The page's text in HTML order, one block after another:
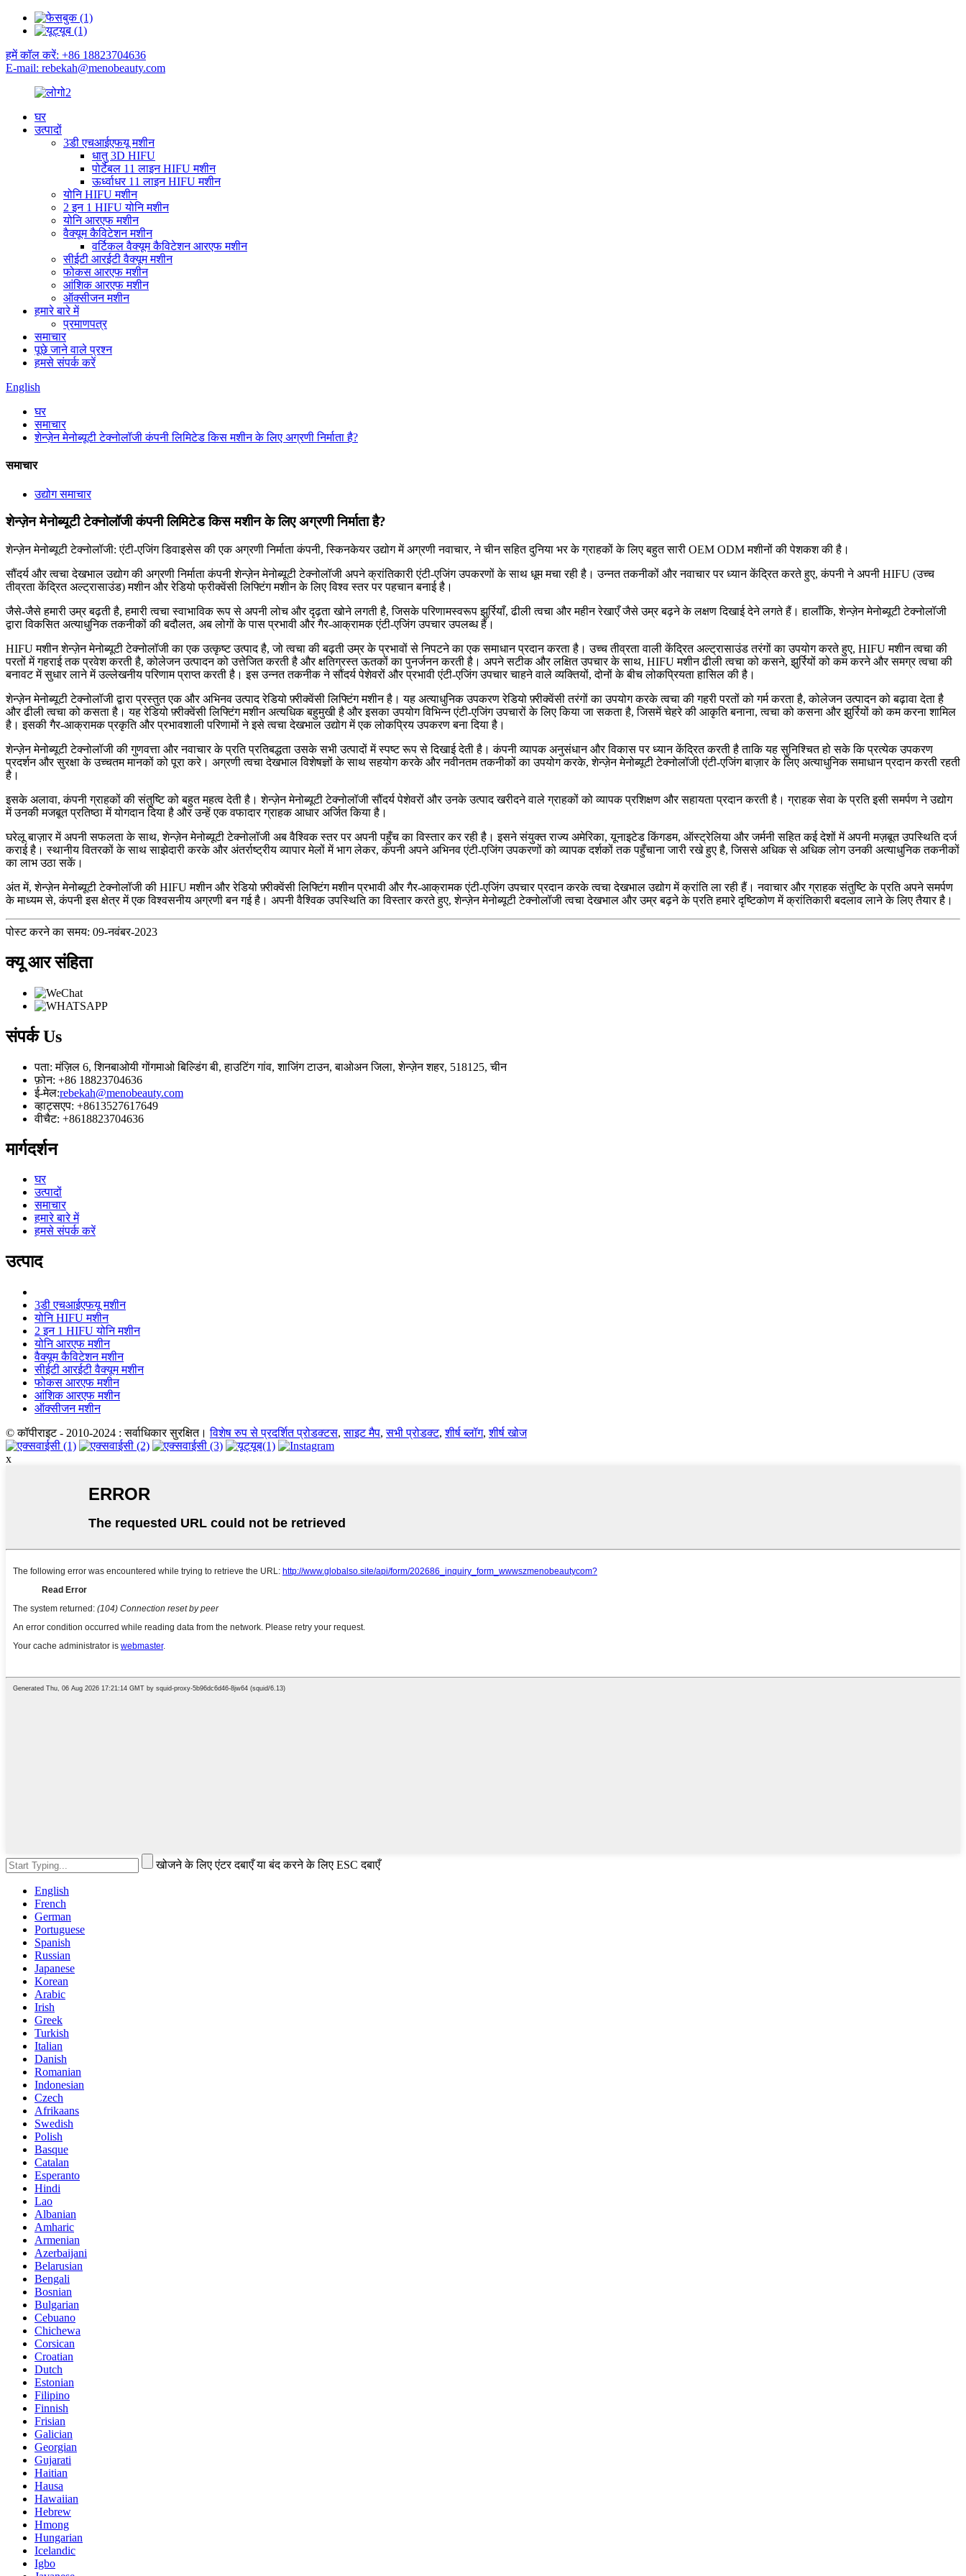
हमें कॉल करें: +86 18823704636
E-mail: rebekah@menobeauty.com
घर
उत्पादों
3डी एचआईएफयू मशीन
धातु 3D HIFU
पोर्टेबल 11 लाइन HIFU मशीन
ऊर्ध्वाधर 11 लाइन HIFU मशीन
योनि HIFU मशीन
2 इन 1 HIFU योनि मशीन
योनि आरएफ मशीन
वैक्यूम कैविटेशन मशीन
वर्टिकल वैक्यूम कैविटेशन आरएफ मशीन
सीईटी आरईटी वैक्यूम मशीन
फोकस आरएफ मशीन
आंशिक आरएफ मशीन
ऑक्सीजन मशीन
हमारे बारे में
प्रमाणपत्र
समाचार
पूछे जाने वाले प्रश्न
हमसे संपर्क करें
English
घर
समाचार
शेन्ज़ेन मेनोब्यूटी टेक्नोलॉजी कंपनी लिमिटेड किस मशीन के लिए अग्रणी निर्माता है?
समाचार
उद्योग समाचार
शेन्ज़ेन मेनोब्यूटी टेक्नोलॉजी कंपनी लिमिटेड किस मशीन के लिए अग्रणी निर्माता है?
शेन्ज़ेन मेनोब्यूटी टेक्नोलॉजी: एंटी-एजिंग डिवाइसेस की एक अग्रणी निर्माता कंपनी, स्किनकेयर उद्योग में अग्रणी नवाचार, ने चीन सहित दुनिया भर के ग्राहकों के लिए बहुत सारी OEM ODM मशीनों की पेशकश की है।
सौंदर्य और त्वचा देखभाल उद्योग की अग्रणी निर्माता कंपनी शेन्ज़ेन मेनोब्यूटी टेक्नोलॉजी अपने क्रांतिकारी एंटी-एजिंग उपकरणों के साथ धूम मचा रही है। उन्नत तकनीकों और नवाचार पर ध्यान केंद्रित करते हुए, कंपनी ने अपनी HIFU (उच्च
तीव्रता केंद्रित अल्ट्रासाउंड) मशीन और रेडियो फ्रीक्वेंसी लिफ्टिंग मशीन के लिए विश्व स्तर पर पहचान बनाई है।
जैसे-जैसे हमारी उम्र बढ़ती है, हमारी त्वचा स्वाभाविक रूप से अपनी लोच और दृढ़ता खोने लगती है, जिसके परिणामस्वरूप झुर्रियाँ, ढीली त्वचा और महीन रेखाएँ जैसे उम्र बढ़ने के लक्षण दिखाई देने लगते हैं। हालाँकि, शेन्ज़ेन मेनोब्यूटी टेक्नोलॉजी
द्वारा विकसित अत्याधुनिक तकनीकों की बदौलत, अब लोगों के पास प्रभावी और गैर-आक्रामक एंटी-एजिंग उपचार उपलब्ध हैं।
HIFU मशीन शेन्ज़ेन मेनोब्यूटी टेक्नोलॉजी का एक उत्कृष्ट उत्पाद है, जो त्वचा की बढ़ती उम्र के प्रभावों से निपटने का एक समाधान प्रदान करता है। उच्च तीव्रता वाली केंद्रित अल्ट्रासाउंड तरंगों का उपयोग करते हुए, HIFU मशीन त्वचा की
परतों में गहराई तक प्रवेश करती है, कोलेजन उत्पादन को उत्तेजित करती है और क्षतिग्रस्त ऊतकों का पुनर्जनन करती है। अपने सटीक और लक्षित उपचार के साथ, HIFU मशीन ढीली त्वचा को कसने, झुर्रियों को कम करने और समग्र त्वचा की
बनावट में सुधार लाने में उल्लेखनीय परिणाम प्राप्त करती है। इस उन्नत तकनीक ने सौंदर्य पेशेवरों और प्रभावी एंटी-एजिंग उपचार चाहने वाले व्यक्तियों, दोनों के बीच लोकप्रियता हासिल की है।
शेन्ज़ेन मेनोब्यूटी टेक्नोलॉजी द्वारा प्रस्तुत एक और अभिनव उत्पाद रेडियो फ़्रीक्वेंसी लिफ्टिंग मशीन है। यह अत्याधुनिक उपकरण रेडियो फ़्रीक्वेंसी तरंगों का उपयोग करके त्वचा की गहरी परतों को गर्म करता है, कोलेजन उत्पादन को बढ़ावा देता है
और ढीली त्वचा को कसता है। यह रेडियो फ़्रीक्वेंसी लिफ्टिंग मशीन अत्यधिक बहुमुखी है और इसका उपयोग विभिन्न एंटी-एजिंग उपचारों के लिए किया जा सकता है, जिसमें चेहरे की आकृति बनाना, त्वचा को कसना और झुर्रियों को कम करना शामिल
है। इसकी गैर-आक्रामक प्रकृति और प्रभावशाली परिणामों ने इसे त्वचा देखभाल उद्योग में एक लोकप्रिय उपकरण बना दिया है।
शेन्ज़ेन मेनोब्यूटी टेक्नोलॉजी की गुणवत्ता और नवाचार के प्रति प्रतिबद्धता उसके सभी उत्पादों में स्पष्ट रूप से दिखाई देती है। कंपनी व्यापक अनुसंधान और विकास पर ध्यान केंद्रित करती है ताकि यह सुनिश्चित हो सके कि प्रत्येक उपकरण
प्रदर्शन और सुरक्षा के उच्चतम मानकों को पूरा करे। अग्रणी त्वचा देखभाल विशेषज्ञों के साथ सहयोग करके और नवीनतम तकनीकों का उपयोग करके, शेन्ज़ेन मेनोब्यूटी टेक्नोलॉजी एंटी-एजिंग बाज़ार के लिए अत्याधुनिक समाधान प्रदान करती रहती
है।
इसके अलावा, कंपनी ग्राहकों की संतुष्टि को बहुत महत्व देती है। शेन्ज़ेन मेनोब्यूटी टेक्नोलॉजी सौंदर्य पेशेवरों और उनके उत्पाद खरीदने वाले ग्राहकों को व्यापक प्रशिक्षण और सहायता प्रदान करती है। ग्राहक सेवा के प्रति इसी समर्पण ने उद्योग
में उनकी मजबूत प्रतिष्ठा में योगदान दिया है और उन्हें एक वफादार ग्राहक आधार अर्जित किया है।
घरेलू बाज़ार में अपनी सफलता के साथ, शेन्ज़ेन मेनोब्यूटी टेक्नोलॉजी अब वैश्विक स्तर पर अपनी पहुँच का विस्तार कर रही है। इसने संयुक्त राज्य अमेरिका, यूनाइटेड किंगडम, ऑस्ट्रेलिया और जर्मनी सहित कई देशों में अपनी मज़बूत उपस्थिति दर्ज
कराई है। स्थानीय वितरकों के साथ साझेदारी करके और अंतर्राष्ट्रीय व्यापार मेलों में भाग लेकर, कंपनी अपने अभिनव एंटी-एजिंग उपकरणों को व्यापक दर्शकों तक पहुँचाना जारी रखे हुए है, जिससे अधिक से अधिक लोग उनकी अत्याधुनिक तकनीकों
का लाभ उठा सकें।
अंत में, शेन्ज़ेन मेनोब्यूटी टेक्नोलॉजी की HIFU मशीन और रेडियो फ़्रीक्वेंसी लिफ्टिंग मशीन प्रभावी और गैर-आक्रामक एंटी-एजिंग उपचार प्रदान करके त्वचा देखभाल उद्योग में क्रांति ला रही हैं। नवाचार और ग्राहक संतुष्टि के प्रति अपने समर्पण
के माध्यम से, कंपनी इस क्षेत्र में एक विश्वसनीय अग्रणी बन गई है। अपनी वैश्विक उपस्थिति का विस्तार करते हुए, शेन्ज़ेन मेनोब्यूटी टेक्नोलॉजी त्वचा देखभाल और उम्र बढ़ने के प्रति हमारे दृष्टिकोण में क्रांतिकारी बदलाव लाने के लिए तैयार है।
पोस्ट करने का समय: 09-नवंबर-2023
क्यू आर संहिता
संपर्कUs
पता: मंज़िल 6, शिनबाओयी गोंगमाओ बिल्डिंग बी, हाउटिंग गांव, शाजिंग टाउन, बाओअन जिला, शेन्ज़ेन शहर, 518125, चीन
फ़ोन: +86 18823704636
ई-मेल:rebekah@menobeauty.com
व्हाट्सएप: +8613527617649
वीचैट: +8618823704636
मार्गदर्शन
घर
उत्पादों
समाचार
हमारे बारे में
हमसे संपर्क करें
उत्पाद
3डी एचआईएफयू मशीन
योनि HIFU मशीन
2 इन 1 HIFU योनि मशीन
योनि आरएफ मशीन
वैक्यूम कैविटेशन मशीन
सीईटी आरईटी वैक्यूम मशीन
फोकस आरएफ मशीन
आंशिक आरएफ मशीन
ऑक्सीजन मशीन
© कॉपीराइट - 2010-2024 : सर्वाधिकार सुरक्षित। विशेष रुप से प्रदर्शित प्रोडक्टस,साइट मैप,सभी प्रोडक्ट,शीर्ष ब्लॉग,शीर्ष खोज
x
खोजने के लिए एंटर दबाएँ या बंद करने के लिए ESC दबाएँ
English
French
German
Portuguese
Spanish
Russian
Japanese
Korean
Arabic
Irish
Greek
Turkish
Italian
Danish
Romanian
Indonesian
Czech
Afrikaans
Swedish
Polish
Basque
Catalan
Esperanto
Hindi
Lao
Albanian
Amharic
Armenian
Azerbaijani
Belarusian
Bengali
Bosnian
Bulgarian
Cebuano
Chichewa
Corsican
Croatian
Dutch
Estonian
Filipino
Finnish
Frisian
Galician
Georgian
Gujarati
Haitian
Hausa
Hawaiian
Hebrew
Hmong
Hungarian
Icelandic
Igbo